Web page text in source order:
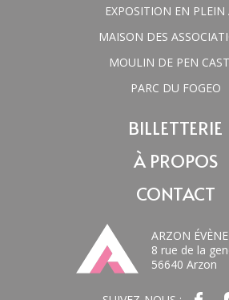
EXPOSITION EN PLEIN
MAISON DES
MOULIN DE PEN
PARC DU FOGEO
BILLETTERIE
À PROPOS
CONTACT
ARZON
8 rue de la
56640 Arzon